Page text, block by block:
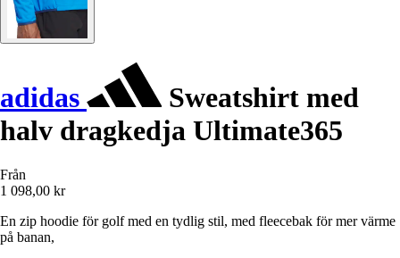
adidas
Sweatshirt med
halv dragkedja Ultimate365
Från
1 098,00 kr
En zip hoodie för golf med en tydlig stil, med fleecebak för mer värme
på banan,